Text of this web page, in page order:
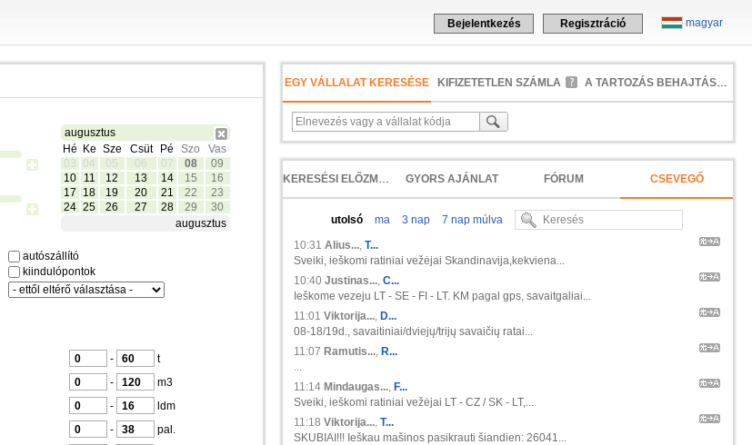
magyar
Bejelentkezés Regisztráció
augusztus
Hé
Ke Sze Csüt Pé Szo
Vas
03
04 05 06 07 08
09
10
11 12 13 14 15
16
17
18 19 20 21 22
23
24 25 26 27 28 29
30
augusztus
autószállító
kiindulópontok
- t
- m3
- ldm
- pal.
EGY VÁLLALAT KERESÉSE KIFIZETETLEN SZÁMLA A TARTOZÁS BEHAJTÁSA
KERESÉSI ELŐZMÉNYEK GYORS AJÁNLAT FÓRUM CSEVEGŐ
utolsó ma 3 nap
7 nap múlva
10:31 Alius..., T...
Sveiki, ieškomi ratiniai vežėjai Skandinavija,kekviena...
10:40 Justinas..., C...
Ieškome vezeju LT - SE - FI - LT. KM pagal gps, savaitgaliai...
11:01 Viktorija..., D...
08-18/19d., savaitiniai/dviejų/trijų savaičių ratai...
11:07 Ramutis..., R...
...
11:14 Mindaugas..., F...
Sveiki, ieškomi ratiniai vežėjai LT - CZ / SK - LT,...
11:18 Viktorija..., T...
SKUBIAI!!! Ieškau mašinos pasikrauti šiandien: 26041...